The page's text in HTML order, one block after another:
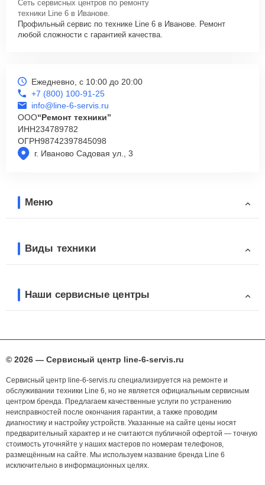
Сеть сервисных центров по ремонту
техники Line 6 в Иванове.
Профильный сервис по технике Line 6 в Иванове. Ремонт
любой сложности с гарантией качества.
г. Иваново Садовая ул., 3
Ежедневно, с 10:00 до 20:00
+7 (800) 100-91-25
info@line-6-servis.ru
ООО“Ремонт техники”
ИНН234789782
ОГРН98742397845098
Меню
Виды техники
Наши сервисные центры
© 2026 — Сервисный центр line-6-servis.ru
Сервисный центр line-6-servis.ru специализируется на ремонте и
обслуживании техники Line 6, но не является официальным сервисным
центром бренда. Предлагаем качественные услуги по устранению
неисправностей после окончания гарантии, а также проводим
диагностику и настройку устройств. Указанные на сайте цены носят
предварительный характер и не считаются публичной офертой — точную
стоимость уточняйте у наших мастеров по номерам телефонов,
размещённым на сайте. Мы используем название бренда Line 6
исключительно в информационных целях.